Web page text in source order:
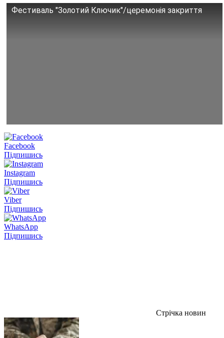
Фестиваль "Золотий Ключик"/церемонія закриття
Facebook
Підпишись
Instagram
Підпишись
Viber
Підпишись
WhatsApp
Підпишись
Стрічка новин